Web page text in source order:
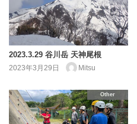
2023.3.29 谷川岳 天神尾根
2023年3月29日 Mitsu
Other